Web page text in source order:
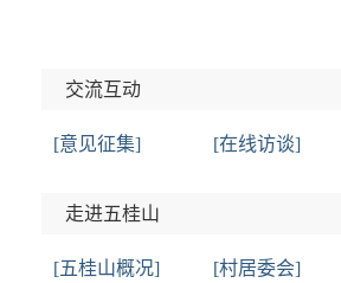
交流互动
[意见征集] [在线访谈]
走进五桂山
[五桂山概况] [村居委会]